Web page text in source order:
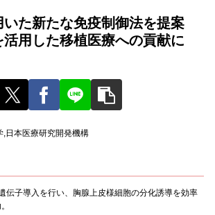
た新たな免疫制御法を提案
活用した移植医療への貢献に
日本医療研究開発機構
伝子導入を行い、胸腺上皮様細胞の分化誘導を効率